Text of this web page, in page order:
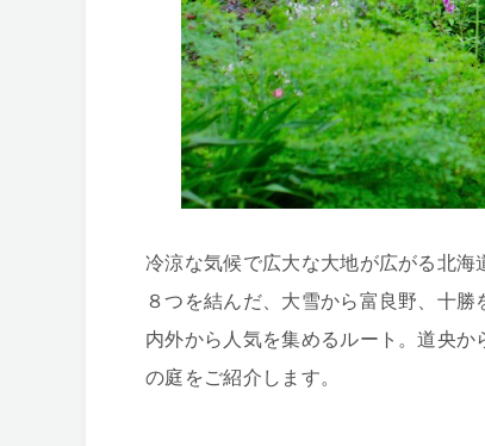
冷涼な気候で広大な大地が広がる北
８つを結んだ、大雪から富良野、十
内外から人気を集めるルート。道央
の庭をご紹介します。